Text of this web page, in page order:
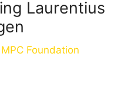
Laurentius
MPC Foundation